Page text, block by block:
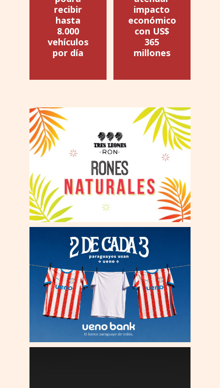
recibir
hasta
8.000
vehículos
por día
impacto
económico
con US$
365
millones